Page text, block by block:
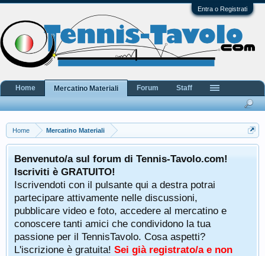
Entra o Registrati
Home Mercatino Materiali
Benvenuto/a sul forum di Tennis-Tavolo.com!
Iscriviti è GRATUITO!
Iscrivendoti con il pulsante qui a destra potrai
partecipare attivamente nelle discussioni,
pubblicare video e foto, accedere al mercatino e
conoscere tanti amici che condividono la tua
passione per il TennisTavolo. Cosa aspetti?
L'iscrizione è gratuita! Sei già registrato/a e non
Home Mercatino Materiali Forum Staff